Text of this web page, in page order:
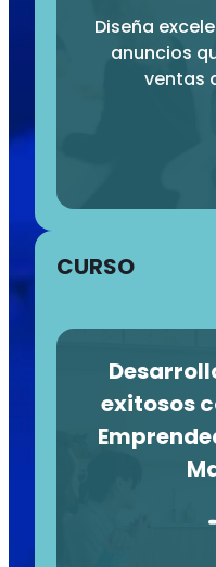
Diseña
anuncios
ventas
CURSO
exitosos